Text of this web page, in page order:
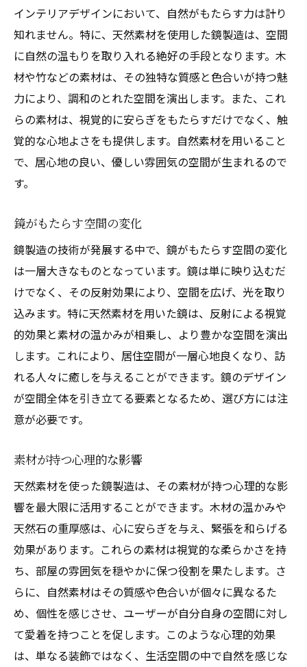
インテリアデザインにおいて、自然がもたらす力は計り
知れません。特に、天然素材を使用した鏡製造は、空間
に自然の温もりを取り入れる絶好の手段となります。木
材や竹などの素材は、その独特な質感と色合いが持つ魅
力により、調和のとれた空間を演出します。また、これ
らの素材は、視覚的に安らぎをもたらすだけでなく、触
覚的な心地よさをも提供します。自然素材を用いること
で、居心地の良い、優しい雰囲気の空間が生まれるので
す。
鏡がもたらす空間の変化
鏡製造の技術が発展する中で、鏡がもたらす空間の変化
は一層大きなものとなっています。鏡は単に映り込むだ
けでなく、その反射効果により、空間を広げ、光を取り
込みます。特に天然素材を用いた鏡は、反射による視覚
的効果と素材の温かみが相乗し、より豊かな空間を演出
します。これにより、居住空間が一層心地良くなり、訪
れる人々に癒しを与えることができます。鏡のデザイン
が空間全体を引き立てる要素となるため、選び方には注
意が必要です。
素材が持つ心理的な影響
天然素材を使った鏡製造は、その素材が持つ心理的な影
響を最大限に活用することができます。木材の温かみや
天然石の重厚感は、心に安らぎを与え、緊張を和らげる
効果があります。これらの素材は視覚的な柔らかさを持
ち、部屋の雰囲気を穏やかに保つ役割を果たします。さ
らに、自然素材はその質感や色合いが個々に異なるた
め、個性を感じさせ、ユーザーが自分自身の空間に対し
て愛着を持つことを促します。このような心理的効果
は、単なる装飾ではなく、生活空間の中で自然を感じな